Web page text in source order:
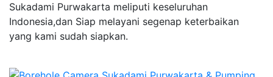
Sukadami Purwakarta meliputi keseluruhan
Indonesia,dan Siap melayani segenap keterbaikan
yang kami sudah siapkan.